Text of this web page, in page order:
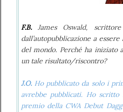
F.B.
James Oswald,
dall’autopubblicazione a
del mondo. Perché ha iniziato
un tale risultato/riscontro?
J.O.Ho pubblicato da solo i
avrebbe pubblicati. Ho
premio della CWA Debut